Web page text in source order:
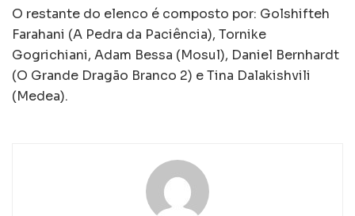
O restante do elenco é composto por: Golshifteh
Farahani (A Pedra da Paciência), Tornike
Gogrichiani, Adam Bessa (Mosul), Daniel Bernhardt
(O Grande Dragão Branco 2) e Tina Dalakishvili
(Medea).